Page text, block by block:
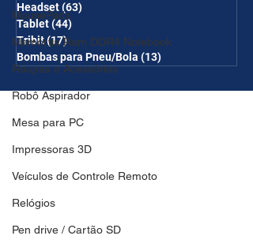
MousePads
Memórtia Ram DDR4 Notebook
Roupas e Acessórios
Robô Aspirador
Mesa para PC
Impressoras 3D
Veículos de Controle Remoto
Relógios
Pen drive / Cartão SD
Headset(63)
Tablet(44)
Tribit(17)17 posts
Bombas para Pneu/Bola (13)